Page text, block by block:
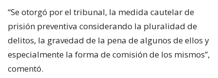
“Se otorgó por el tribunal, la medida cautelar de
prisión preventiva considerando la pluralidad de
delitos, la gravedad de la pena de algunos de ellos y
especialmente la forma de comisión de los mismos”,
comentó.